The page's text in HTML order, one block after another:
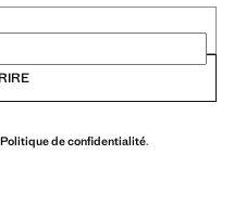
Politique de confidentialité.